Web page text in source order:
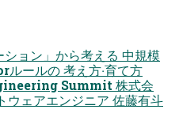
ション」から考える 中規模
ールの 考え⽅‧育て⽅
Summit 株式会
ウェアエンジニア 佐藤有⽃